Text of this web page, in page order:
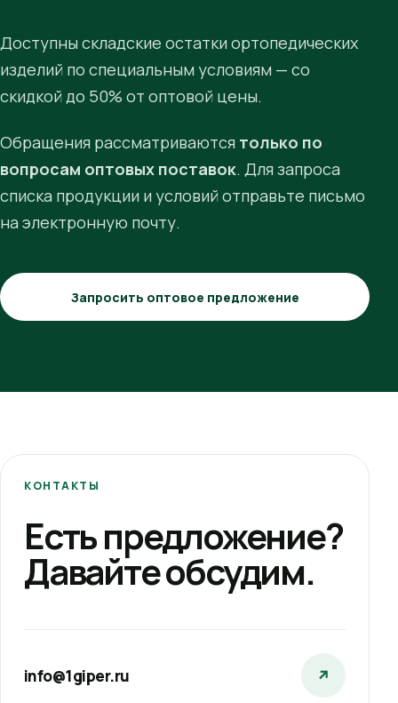
Доступны складские остатки ортопедических
изделий по специальным условиям — со
скидкой до 50% от оптовой цены.
Обращения рассматриваются только по
вопросам оптовых поставок. Для запроса
списка продукции и условий отправьте письмо
на электронную почту.
Запросить оптовое предложение
КОНТАКТЫ
Есть предложение?
Давайте обсудим.
info@1giper.ru ↗